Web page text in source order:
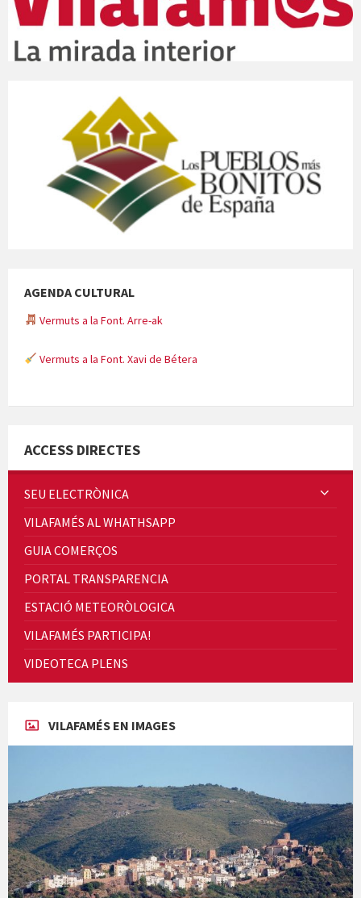
AGENDA CULTURAL
Vermuts a la Font. Arre-ak
Vermuts a la Font. Xavi de Bétera
Quintà Culroja
Cicle de Cine i Dones rurals
Concerts al Museu
ACCESS DIRECTES
SEU ELECTRÒNICA
VILAFAMÉS AL WHATHSAPP
GUIA COMERÇOS
PORTAL TRANSPARENCIA
ESTACIÓ METEORÒLOGICA
VILAFAMÉS PARTICIPA!
VIDEOTECA PLENS
VILAFAMÉS EN IMAGES